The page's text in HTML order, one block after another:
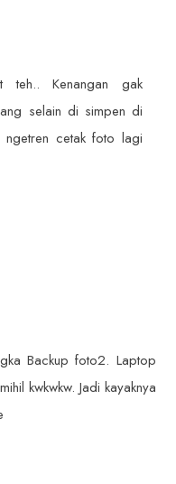
teh.. Kenangan gak
selain di simpen di
cetak foto lagi
Backup foto2. Laptop
kwkwkw. Jadi kayaknya